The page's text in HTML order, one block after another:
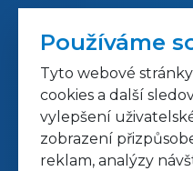
Používáme
Tyto webové
cookies a další
vylepšení
zobrazení
reklam, analýzy